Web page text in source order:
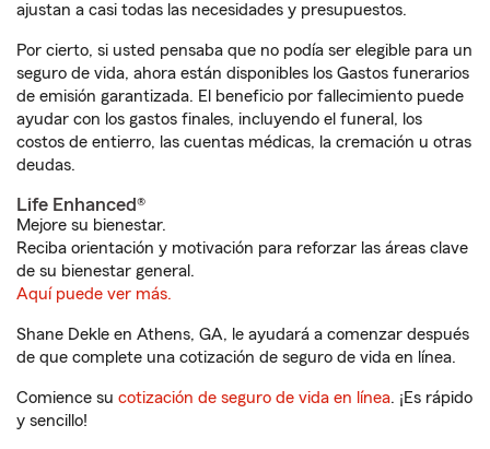
ajustan a casi todas las necesidades y presupuestos.
Por cierto, si usted pensaba que no podía ser elegible para un
seguro de vida, ahora están disponibles los Gastos funerarios
de emisión garantizada. El beneficio por fallecimiento puede
ayudar con los gastos finales, incluyendo el funeral, los
costos de entierro, las cuentas médicas, la cremación u otras
deudas.
Life Enhanced®
Mejore su bienestar.
Reciba orientación y motivación para reforzar las áreas clave
de su bienestar general.
Aquí puede ver más.
Shane Dekle en Athens, GA, le ayudará a comenzar después
de que complete una cotización de seguro de vida en línea.
Comience su cotización de seguro de vida en línea. ¡Es rápido
y sencillo!